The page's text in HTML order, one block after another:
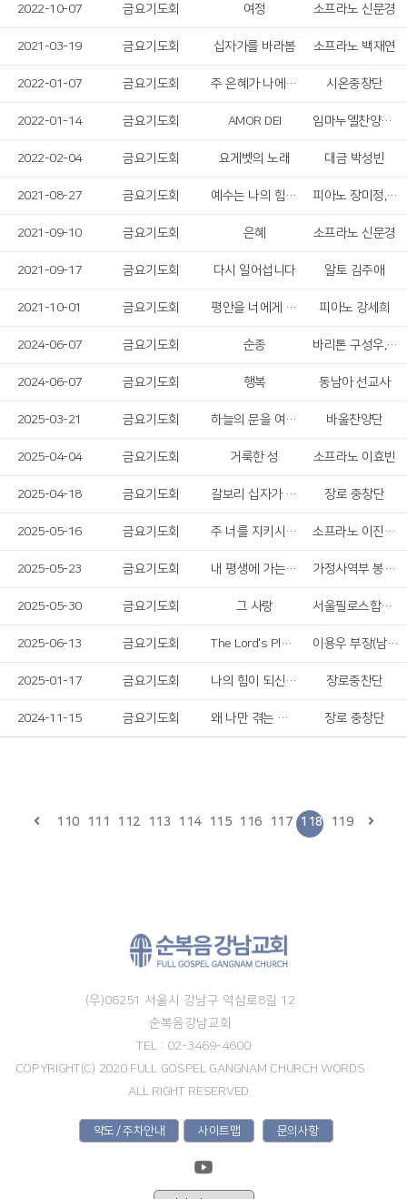
2022-10-07 금요기도회 여정 소프라노 신문경
2021-03-19 금요기도회 십자가를 바라봄 소프라노 백재연
2022-01-07 금요기도회 주 은혜가 나에게 족하네 시온중창단
2022-01-14 금요기도회 AMOR DEI 임마누엘찬양대 지휘자 안찬우, 소프라노 백재연
2022-02-04 금요기도회 요게벳의 노래 대금 박성빈
2021-08-27 금요기도회 예수는 나의 힘이요 피아노 장미정, 오르간 주아진
2021-09-10 금요기도회 은혜 소프라노 신문경
2021-09-17 금요기도회 다시 일어섭니다 알토 김주애
2021-10-01 금요기도회 평안을 너에게 주노라 피아노 강세희
2024-06-07 금요기도회 순종 바리톤 구성우, 소프라노 신문경
2024-06-07 금요기도회 행복 동남아 선교사
2025-03-21 금요기도회 하늘의 문을 여소서 바울찬양단
2025-04-04 금요기도회 거룩한 성 소프라노 이효빈
2025-04-18 금요기도회 갈보리 십자가 & 그날이 도적같이 장로 중창단
2025-05-16 금요기도회 주 너를 지키시고 복 주시리니 소프라노 이진주, 알토 조하은
2025-05-23 금요기도회 내 평생에 가는 길 가정사역부 봉사자
2025-05-30 금요기도회 그 사랑 서울필로스합창단
2025-06-13 금요기도회 The Lord's Player 이용우 부장(남선교회)
2025-01-17 금요기도회 나의 힘이 되신 여호와 장로중찬단
2024-11-15 금요기도회 왜 나만 겪는 고난이냐고 장로 중창단
110 111 112 113 114 115 116 117 118 119
(우)06251 서울시 강남구 역삼로8길 12
순복음강남교회
TEL : 02-3469-4600
COPYRIGHT(C) 2020 FULL GOSPEL GANGNAM CHURCH WORDS
ALL RIGHT RESERVED.
약도 / 주차안내 사이트맵 문의사항